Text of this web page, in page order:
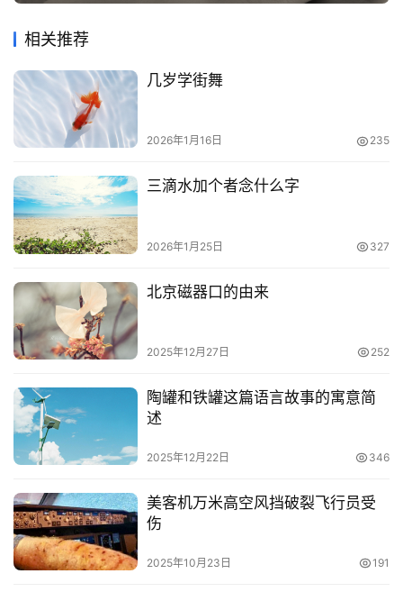
相关推荐
几岁学街舞
2026年1月16日 235
三滴水加个者念什么字
2026年1月25日 327
北京磁器口的由来
2025年12月27日 252
陶罐和铁罐这篇语言故事的寓意简
述
2025年12月22日 346
美客机万米高空风挡破裂飞行员受
伤
2025年10月23日 191